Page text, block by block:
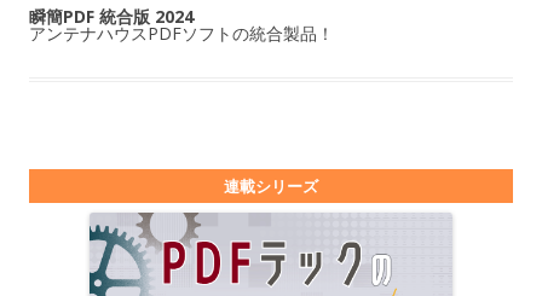
瞬簡PDF 統合版 2024
アンテナハウスPDFソフトの統合製品！
連載シリーズ